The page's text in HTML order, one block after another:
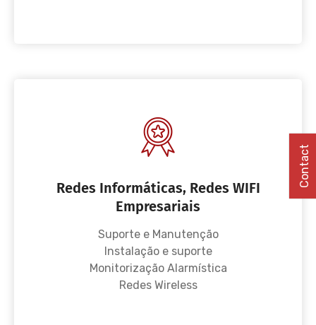
Redes Informáticas, Redes WIFI
Empresariais
Suporte e Manutenção
Instalação e suporte
Monitorização Alarmística
Redes Wireless
Contact